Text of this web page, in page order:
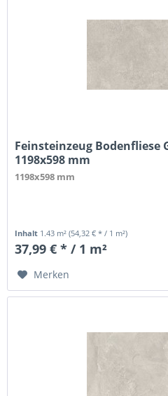
Feinsteinzeug Bodenfliese
1198x598 mm
1198x598 mm
Inhalt 1.43 m²(54,32 € * / 1 m²)
37,99 € * / 1 m²
Merken